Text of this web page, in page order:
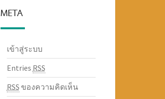
META
เข้าสู่ระบบ
Entries RSS
RSS ของความคิดเห็น